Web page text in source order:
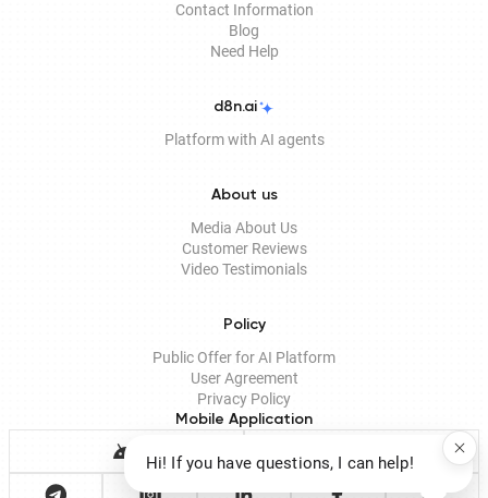
Contact Information
Blog
Need Help
d8n.ai
Platform with AI agents
About us
Media About Us
Customer Reviews
Video Testimonials
Policy
Public Offer for AI Platform
User Agreement
Privacy Policy
Mobile Application
Hi! If you have questions, I can help!